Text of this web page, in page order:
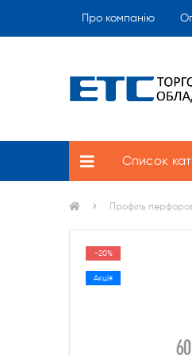
Про компанію
Список
Профіль
-20%
Акція